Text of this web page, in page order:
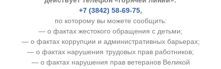
+7 (3842) 58-69-75,
по которому вы можете сообщить:
— о фактах жестокого обращения с детьми;
— о фактах коррупции и административных барьерах;
— о фактах нарушения трудовых прав работников;
— о фактах нарушения прав ветеранов Великой